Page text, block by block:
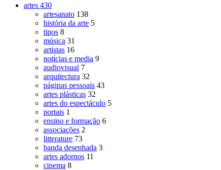
artes 430
artesanato 138
história da arte 5
tipos 8
música 31
artistas 16
notícias e media 9
audiovisual 7
arquitectura 32
páginas pessoais 43
artes plásticas 32
artes do espectáculo 5
portais 1
ensino e formação 6
associações 2
litterature 73
banda desenhada 3
artes adornos 11
cinema 8